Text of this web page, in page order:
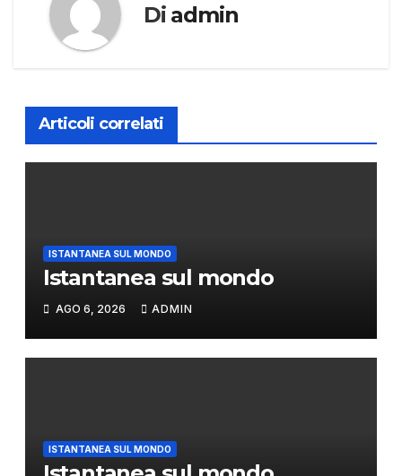
Di admin
Articoli correlati
ISTANTANEA SUL MONDO
Istantanea sul mondo
AGO 6, 2026 ADMIN
ISTANTANEA SUL MONDO